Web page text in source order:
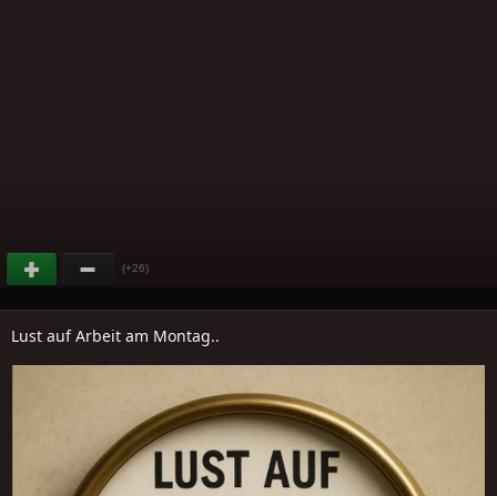
(+26)
Lust auf Arbeit am Montag..